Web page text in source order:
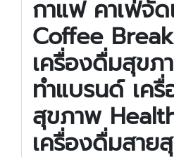
กาแฟ คาเฟ่จัด
Coffee
เครื่องดื่มสุข
ทำแบรนด์ เค
สุขภาพ
เครื่องดื่มสาย